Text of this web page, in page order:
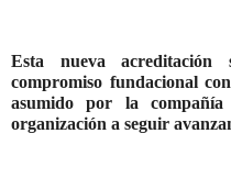
Esta nueva
compromiso fundacional
asumido por la
organización a seguir